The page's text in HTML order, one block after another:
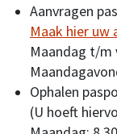
Aanvragen
Maak hier uw
Maandag t/m
Ophalen
(U hoeft